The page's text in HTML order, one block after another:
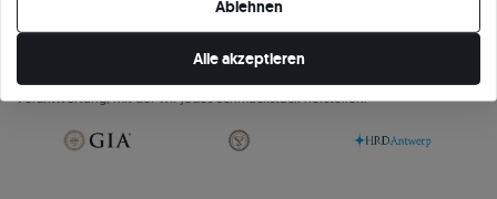
Parameter des Schmucks, einschließlich der Legierung und des Gewichts des
Goldes sowie der Merkmale des eingefassten Steins oder des verwendeten
Edelmetalls. Das SAVICKI-Zertifikat ist nicht nur eine formelle Bestätigung der
Verantwortung, mit der wir jedes Schmuckstück herstellen.
Ablehnen
Alle akzeptieren